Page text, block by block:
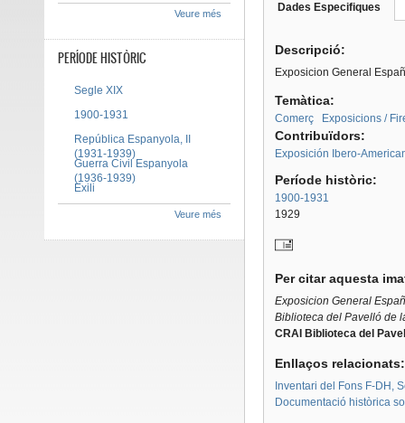
Dades Especifiques
Descripció:
Exposicion General
Temàtica:
Comerç Exposicions /
Contribuïdors:
Exposición Ibero-
Període històric:
1900-1931
1929
Per citar aquesta
Exposicion General
Biblioteca del Pavelló de
CRAI Biblioteca del
Enllaços
Inventari del Fons F-DH,
Documentació històrica
Veure més
PERÍODE HISTÒRIC
Segle XIX
1900-1931
República Espanyola, II
(1931-1939)
Guerra Civil Espanyola
(1936-1939)
Exili
Veure més